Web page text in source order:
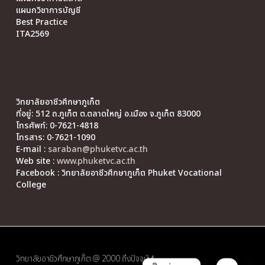
แผนกวิชาการบัญชี
Best Practice
ITA2569
วิทยาลัยอาชีวศึกษาภูเก็ต
ที่อยู่: 512 ถ.ภูเก็ต ต.ตลาดใหญ่ อ.เมือง จ.ภูเก็ต 83000
โทรศัพท์: 0-7621-4818
โทรสาร: 0-7621-1090
E-mail : saraban@phuketvc.ac.th
Web site :www.phuketvc.ac.th
Facebook : วิทยาลัยอาชีวศึกษาภูเก็ต Phuket Vocational
College
วิทยาลัยอาชีวศึกษาภูเก็ต @ 2000 ถึงปัจจุบัน